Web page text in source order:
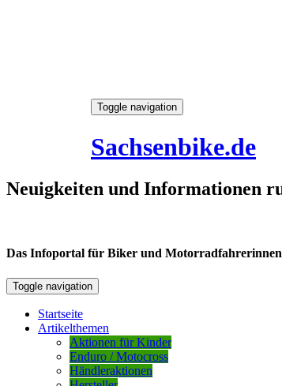
Toggle navigation
Sachsenbike.de
Neuigkeiten und Informationen
Das Infoportal für Biker und Motorradfahrerinnen
Toggle navigation
Startseite
Artikelthemen
Aktionen für Kinder
Enduro / Motocross
Händleraktionen